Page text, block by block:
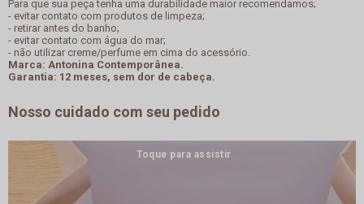
Para que sua peça tenha uma durabilidade maior recomendamos;
- evitar contato com produtos de limpeza;
- retirar antes do banho;
- evitar contato com água do mar;
- não utilizar creme/perfume em cima do acessório.
Marca: Antonina Contemporânea.
Garantia: 12 meses, sem dor de cabeça.
Nosso cuidado com seu pedido